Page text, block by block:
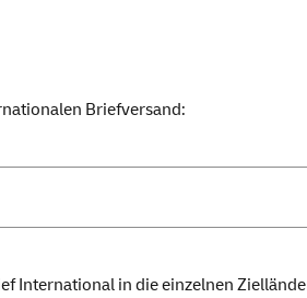
Briefversand:
International in die einzelnen